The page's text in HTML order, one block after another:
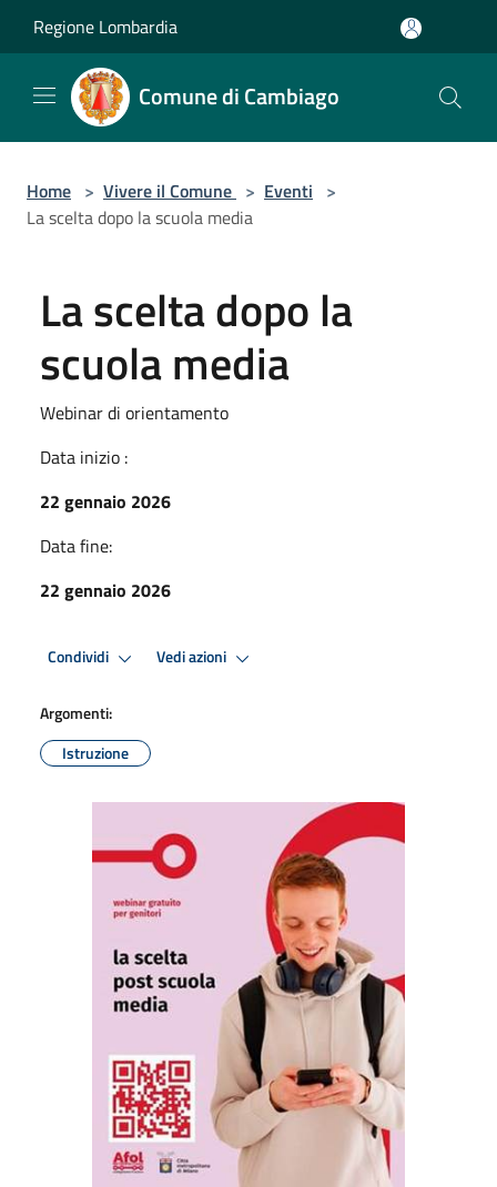
Regione Lombardia
Comune di Cambiago
Home > Vivere il Comune > Eventi >
La scelta dopo la scuola media
La scelta dopo la
scuola media
Webinar di orientamento
Data inizio :
22 gennaio 2026
Data fine:
22 gennaio 2026
Condividi Vedi azioni
Argomenti:
Istruzione